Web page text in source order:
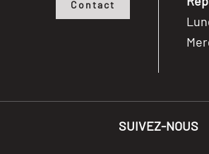
Contact
SUIVEZ-NOUS